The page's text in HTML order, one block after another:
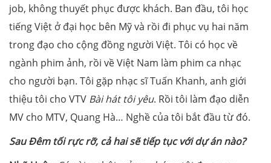
job, không thuyết phục được khách. Ban đầu, tôi học
tiếng Việt ở đại học bên Mỹ và rồi đi phục vụ hai năm
trong đạo cho cộng đồng người Việt. Tôi có học về
ngành phim ảnh, rồi về Việt Nam làm phim ca nhạc
cho người bạn. Tôi gặp nhạc sĩ Tuấn Khanh, anh giới
thiệu tôi cho VTV Bài hát tôi yêu. Rồi tôi làm đạo diễn
MV cho MTV, Quang Hà… Nghề của tôi bắt đầu từ đó.
Sau Đêm tối rực rỡ, cả hai sẽ tiếp tục với dự án nào?